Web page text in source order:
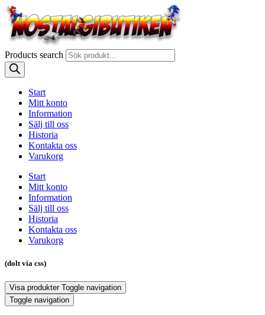
Products search
Start
Mitt konto
Information
Sälj till oss
Historia
Kontakta oss
Varukorg
Start
Mitt konto
Information
Sälj till oss
Historia
Kontakta oss
Varukorg
(dolt via css)
Visa produkter Toggle navigation
Toggle navigation